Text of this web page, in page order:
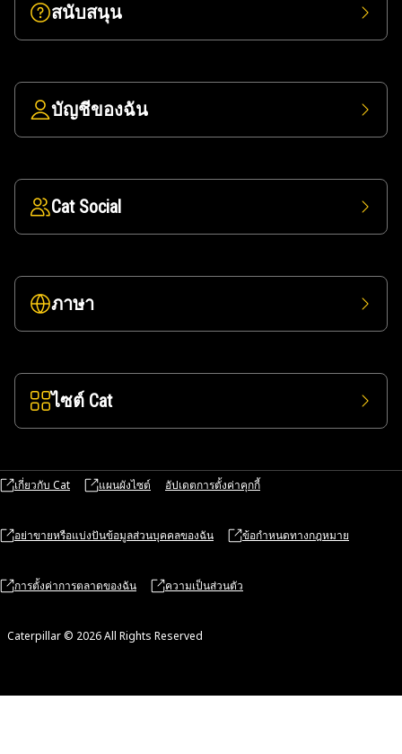
สนับสนุน
บัญชีของฉัน
Cat Social
ภาษา
ไซต์ Cat
เกี่ยวกับ Cat แผนผังไซต์ อัปเดตการตั้งค่าคุกกี้
อย่าขายหรือแบ่งปันข้อมูลส่วนบุคคลของฉัน ข้อกำหนดทางกฎหมาย
การตั้งค่าการตลาดของฉัน ความเป็นส่วนตัว
Caterpillar © 2026 All Rights Reserved